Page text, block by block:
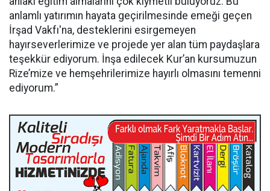
anlamlı yatırımın hayata geçirilmesinde emeği geçen
İrşad Vakfı'na, desteklerini esirgemeyen
hayırseverlerimize ve projede yer alan tüm paydaşlara
teşekkür ediyorum. İnşa edilecek Kur’an kursumuzun
Rize’mize ve hemşehrilerimize hayırlı olmasını temenni
ediyorum.”